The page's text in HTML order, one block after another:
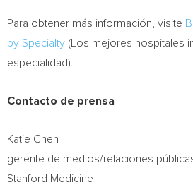
Para obtener más información, visite
by Specialty (Los mejores hospitales
especialidad).
Contacto de prensa
Katie Chen
gerente de medios/relaciones
Stanford Medicine